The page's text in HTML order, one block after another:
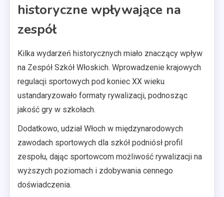
historyczne wpływające na
zespół
Kilka wydarzeń historycznych miało znaczący wpływ
na Zespół Szkół Włoskich. Wprowadzenie krajowych
regulacji sportowych pod koniec XX wieku
ustandaryzowało formaty rywalizacji, podnosząc
jakość gry w szkołach.
Dodatkowo, udział Włoch w międzynarodowych
zawodach sportowych dla szkół podniósł profil
zespołu, dając sportowcom możliwość rywalizacji na
wyższych poziomach i zdobywania cennego
doświadczenia.